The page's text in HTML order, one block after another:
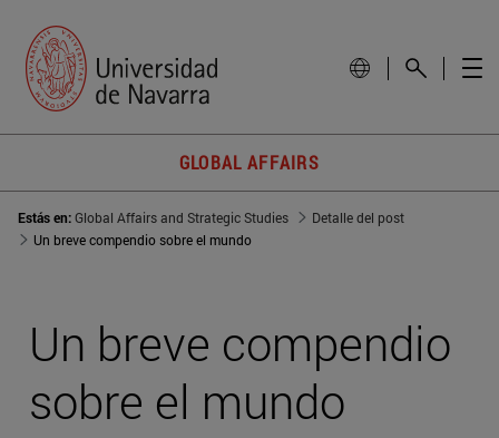
GLOBAL AFFAIRS
Estás en:Global Affairs and Strategic Studies
Detalle del post
Un breve compendio sobre el mundo
Un breve compendio
sobre el mundo